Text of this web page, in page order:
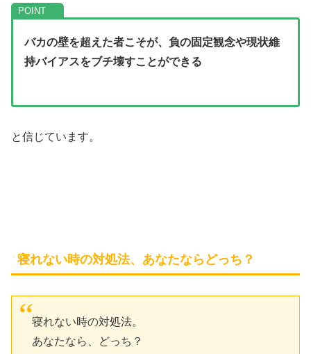
バカの壁を超えた者こそが、負の固定観念や現状維
持バイアスをブチ壊すことができる
と信じています。
寝れない時の対処法、あなたならどっち？
寝れない時の対処法。
あなたなら、どっち？